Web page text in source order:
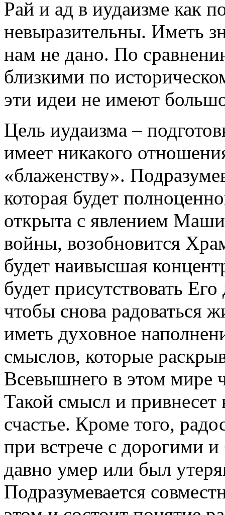
Рай и ад в иудаизме как
невыразительны. Иметь
нам не дано. По
близкими по
эти идеи не имеют
Цель иудаизма –
имеет никакого
«блаженству».
которая будет
открыта с явлением
войны, возобновится
будет наивысшая
будет присутствовать
чтобы снова радоваться
иметь духовное
смыслов, которые
Всевышнего в этом мире
Такой смысл и привнесет
счастье. Кроме того,
при встрече с дорогими
давно умер или был
Подразумевается